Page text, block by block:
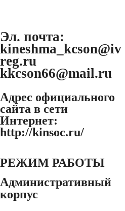
Эл. почта:
kineshma_kcson@iv
reg.ru
kkcson66@mail.ru
Адрес официального
сайта в сети
Интернет:
http://kinsoc.ru/
РЕЖИМ РАБОТЫ
Административный
корпус